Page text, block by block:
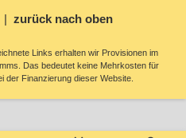
zurück nach oben
Links erhalten wir Provisionen im
Das bedeutet keine Mehrkosten für
der Finanzierung dieser Website.